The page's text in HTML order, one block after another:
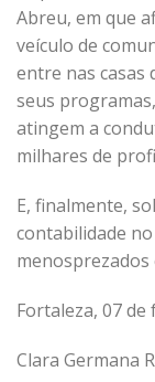
Abreu, em que
veículo de
entre nas casas
seus
atingem a
milhares de
E, finalmente,
contabilidade
Fortaleza, 07
Clara Germana